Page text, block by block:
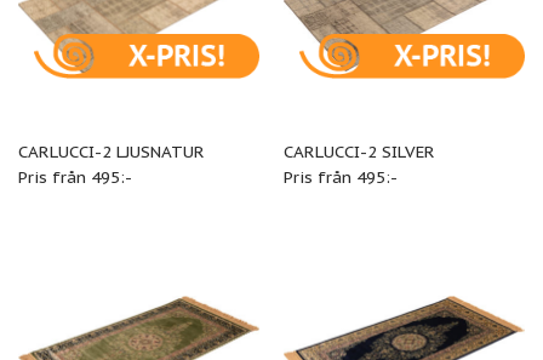
CARLUCCI-2 LJUSNATUR
Pris från 495:-
CARLUCCI-2 SILVER
Pris från 495:-